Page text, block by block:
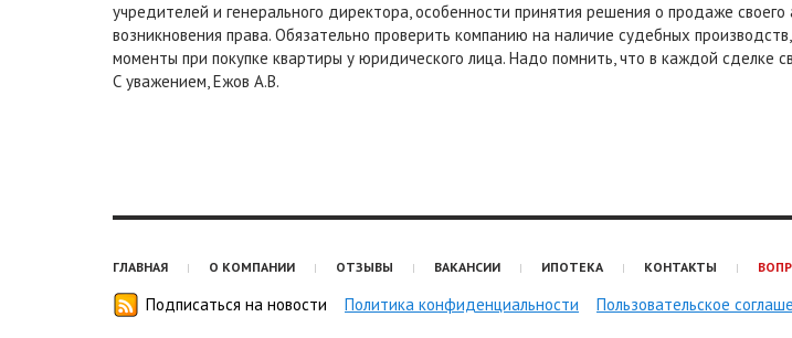
учредителей и генерального директора, особенности принятия решения о продаже
возникновения права. Обязательно проверить компанию на наличие судебных
моменты при покупке квартиры у юридического лица. Надо помнить, что в каждой сделке
С уважением, Ежов А.В.
ГЛАВНАЯ О КОМПАНИИ ОТЗЫВЫ ВАКАНСИИ ИПОТЕКА КОНТАКТЫ
Подписаться на новости Политика конфиденциальности
Пользовательское